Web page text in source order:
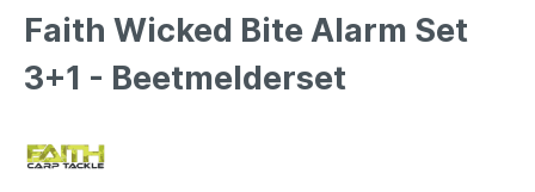
Faith Wicked Bite Alarm Set
3+1 - Beetmelderset